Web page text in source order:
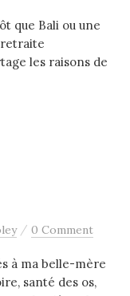
que Bali ou une
les raisons de
/ 0 Comment
à ma belle-mère
santé des os,